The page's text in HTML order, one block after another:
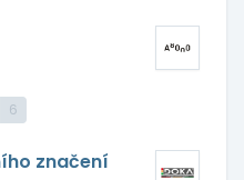
6
značení